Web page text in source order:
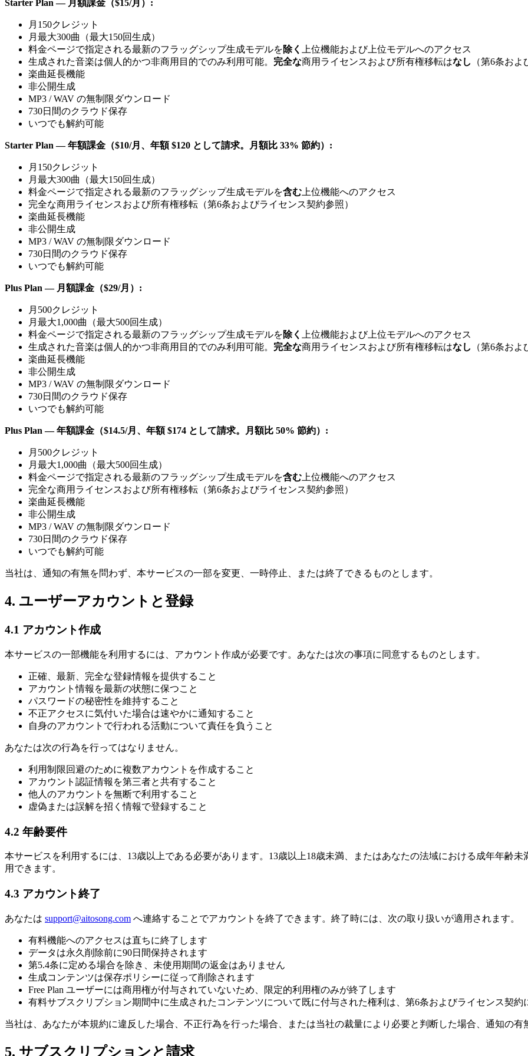
Starter Plan — 月額課金（$15/月）:
月150クレジット
月最大300曲（最大150回生成）
料金ページで指定される最新のフラッグシップ生成モデルを除く
上位機能および上位モデルへのアクセス
生成された音楽は個人的かつ非商用目的でのみ利用可能。 完全な商用ライセンスおよび所有権移転はなし
（第6条およ
楽曲延長機能
非公開生成
MP3 / WAV の無制限ダウンロード
730日間のクラウド保存
いつでも解約可能
Starter Plan — 年額課金（$10/月、年額 $120 として請求。月額比 33% 節約）:
月150クレジット
月最大300曲（最大150回生成）
料金ページで指定される最新のフラッグシップ生成モデルを含む 上位機能へのアクセス
完全な商用ライセンスおよび所有権移転（第6条およびライセンス契約参照）
楽曲延長機能
非公開生成
MP3 / WAV の無制限ダウンロード
730日間のクラウド保存
いつでも解約可能
Plus Plan — 月額課金（$29/月）:
月500クレジット
月最大1,000曲（最大500回生成）
料金ページで指定される最新のフラッグシップ生成モデルを除く
上位機能および上位モデルへのアクセス
生成された音楽は個人的かつ非商用目的でのみ利用可能。 完全な商用ライセンスおよび所有権移転はなし
（第6条およ
楽曲延長機能
非公開生成
MP3 / WAV の無制限ダウンロード
730日間のクラウド保存
いつでも解約可能
Plus Plan — 年額課金（$14.5/月、年額 $174 として請求。月額比 50% 節約）:
月500クレジット
月最大1,000曲（最大500回生成）
料金ページで指定される最新のフラッグシップ生成モデルを含む 上位機能へのアクセス
完全な商用ライセンスおよび所有権移転（第6条およびライセンス契約参照）
楽曲延長機能
非公開生成
MP3 / WAV の無制限ダウンロード
730日間のクラウド保存
いつでも解約可能
当社は、通知の有無を問わず、本サービスの一部を変更、一時停止、または終了できるものとします。
4. ユーザーアカウントと登録
4.1 アカウント作成
本サービスの一部機能を利用するには、アカウント作成が必要です。あなたは次の事項に同意するものとします。
正確、最新、完全な登録情報を提供すること
アカウント情報を最新の状態に保つこと
パスワードの秘密性を維持すること
不正アクセスに気付いた場合は速やかに通知すること
自身のアカウントで行われる活動について責任を負うこと
あなたは次の行為を行ってはなりません。
利用制限回避のために複数アカウントを作成すること
アカウント認証情報を第三者と共有すること
他人のアカウントを無断で利用すること
虚偽または誤解を招く情報で登録すること
4.2 年齢要件
本サービスを利用するには、13歳以上である必要があります。13歳以上18歳未満、またはあなたの法域における成年年齢
用できます。
4.3 アカウント終了
あなたは support@aitosong.com へ連絡することでアカウントを終了できます。終了時には、次の取り扱いが適用されます。
有料機能へのアクセスは直ちに終了します
データは永久削除前に90日間保持されます
第5.4条に定める場合を除き、未使用期間の返金はありません
生成コンテンツは保存ポリシーに従って削除されます
Free Plan ユーザーには商用権が付与されていないため、限定的利用権のみが終了します
有料サブスクリプション期間中に生成されたコンテンツについて既に付与された権利は、第6条およびライセンス契約
当社は、あなたが本規約に違反した場合、不正行為を行った場合、または当社の裁量により必要と判断した場合、通知の有
5. サブスクリプションと請求